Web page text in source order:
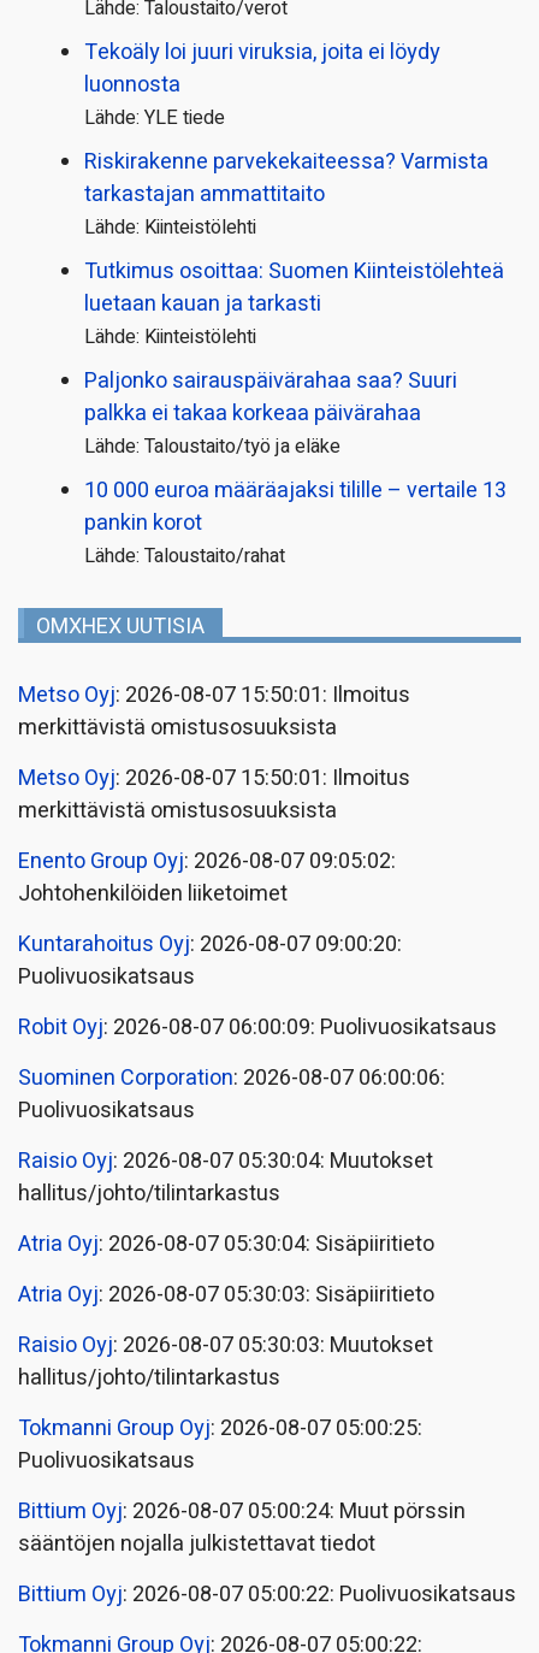
Lähde: Taloustaito/verot
Tekoäly loi juuri viruksia, joita ei löydy
luonnosta
Lähde: YLE tiede
Riskirakenne parvekekaiteessa? Varmista
tarkastajan ammattitaito
Lähde: Kiinteistölehti
Tutkimus osoittaa: Suomen Kiinteistölehteä
luetaan kauan ja tarkasti
Lähde: Kiinteistölehti
Paljonko sairauspäivä­rahaa saa? Suuri
palkka ei takaa korkeaa päivärahaa
Lähde: Taloustaito/työ ja eläke
10 000 euroa määräajaksi tilille – vertaile 13
pankin korot
Lähde: Taloustaito/rahat
OMXHEX UUTISIA
Metso Oyj: 2026-08-07 15:50:01: Ilmoitus
merkittävistä omistusosuuksista
Metso Oyj: 2026-08-07 15:50:01: Ilmoitus
merkittävistä omistusosuuksista
Enento Group Oyj: 2026-08-07 09:05:02:
Johtohenkilöiden liiketoimet
Kuntarahoitus Oyj: 2026-08-07 09:00:20:
Puolivuosikatsaus
Robit Oyj: 2026-08-07 06:00:09: Puolivuosikatsaus
Suominen Corporation: 2026-08-07 06:00:06:
Puolivuosikatsaus
Raisio Oyj: 2026-08-07 05:30:04: Muutokset
hallitus/johto/tilintarkastus
Atria Oyj: 2026-08-07 05:30:04: Sisäpiiritieto
Atria Oyj: 2026-08-07 05:30:03: Sisäpiiritieto
Raisio Oyj: 2026-08-07 05:30:03: Muutokset
hallitus/johto/tilintarkastus
Tokmanni Group Oyj: 2026-08-07 05:00:25:
Puolivuosikatsaus
Bittium Oyj: 2026-08-07 05:00:24: Muut pörssin
sääntöjen nojalla julkistettavat tiedot
Bittium Oyj: 2026-08-07 05:00:22: Puolivuosikatsaus
Tokmanni Group Oyj: 2026-08-07 05:00:22: